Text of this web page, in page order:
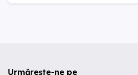
Urmărește-ne pe